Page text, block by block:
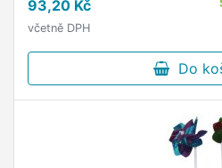
93,20 Kč
včetně DPH
Do